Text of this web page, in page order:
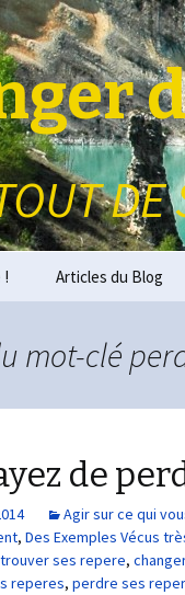
DE
! Articles du Blog
mot-clé
de
Agir sur ce qui
, Des Exemples Vécus
ses repere,
reperes, perdre ses